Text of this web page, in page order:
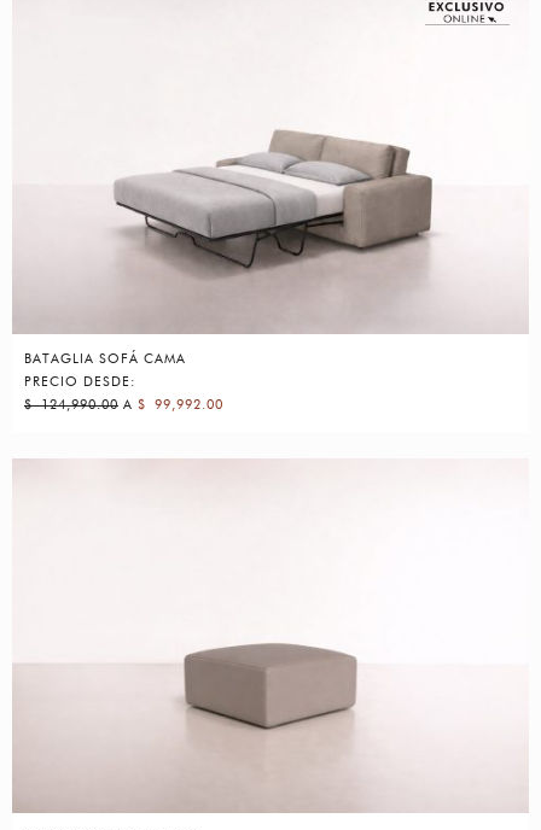
BATAGLIA SOFÁ CAMA
PRECIO DESDE:
$124,990.00 A $ 99,992.00